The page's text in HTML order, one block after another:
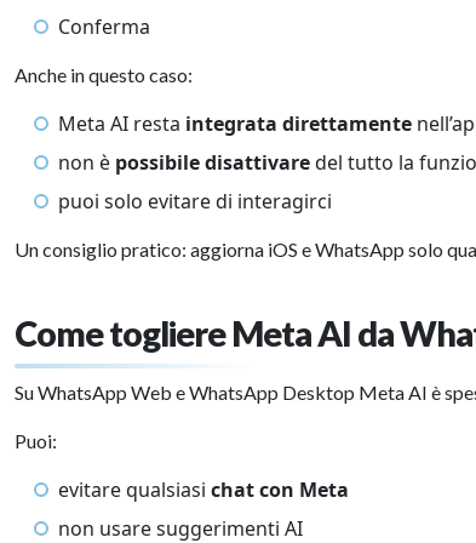
Conferma
Anche in questo caso:
Meta AI resta integrata direttamente
non è possibile disattivaredel tutto la
puoi solo evitare di interagirci
Un consiglio pratico: aggiorna iOS e WhatsApp solo
Come togliere Meta AI da
Su WhatsApp Web e WhatsApp Desktop Meta AI è
Puoi:
evitare qualsiasi chat con Meta
non usare suggerimenti AI